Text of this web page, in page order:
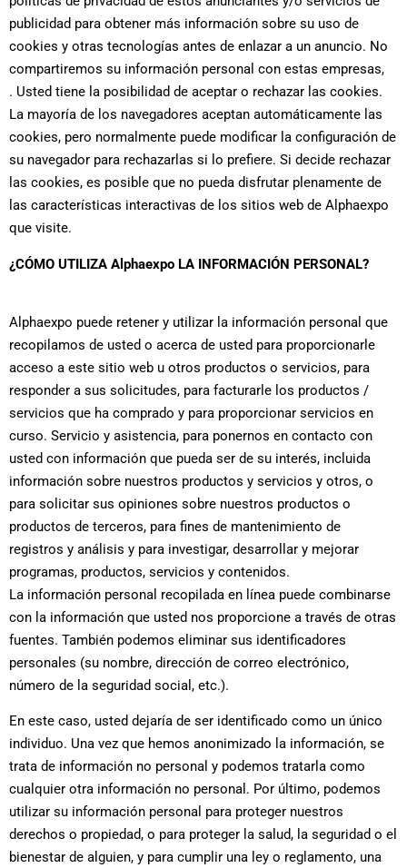
publicidad para obtener más información sobre su uso de
cookies y otras tecnologías antes de enlazar a un anuncio. No
compartiremos su información personal con estas empresas,
. Usted tiene la posibilidad de aceptar o rechazar las cookies.
La mayoría de los navegadores aceptan automáticamente las
cookies, pero normalmente puede modificar la configuración de
su navegador para rechazarlas si lo prefiere. Si decide rechazar
las cookies, es posible que no pueda disfrutar plenamente de
las características interactivas de los sitios web de Alphaexpo
que visite.
¿CÓMO UTILIZA Alphaexpo LA INFORMACIÓN PERSONAL?
Alphaexpo puede retener y utilizar la información personal que
recopilamos de usted o acerca de usted para proporcionarle
acceso a este sitio web u otros productos o servicios, para
responder a sus solicitudes, para facturarle los productos /
servicios que ha comprado y para proporcionar servicios en
curso. Servicio y asistencia, para ponernos en contacto con
usted con información que pueda ser de su interés, incluida
información sobre nuestros productos y servicios y otros, o
para solicitar sus opiniones sobre nuestros productos o
productos de terceros, para fines de mantenimiento de
registros y análisis y para investigar, desarrollar y mejorar
programas, productos, servicios y contenidos.
La información personal recopilada en línea puede combinarse
con la información que usted nos proporcione a través de otras
fuentes. También podemos eliminar sus identificadores
personales (su nombre, dirección de correo electrónico,
número de la seguridad social, etc.).
En este caso, usted dejaría de ser identificado como un único
individuo. Una vez que hemos anonimizado la información, se
trata de información no personal y podemos tratarla como
cualquier otra información no personal. Por último, podemos
utilizar su información personal para proteger nuestros
derechos o propiedad, o para proteger la salud, la seguridad o el
bienestar de alguien, y para cumplir una ley o reglamento, una